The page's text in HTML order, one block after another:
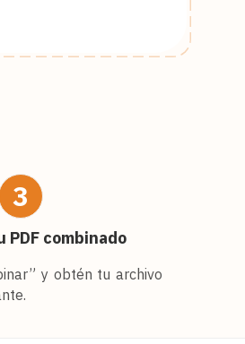
3
PDF combinado
y obtén tu archivo